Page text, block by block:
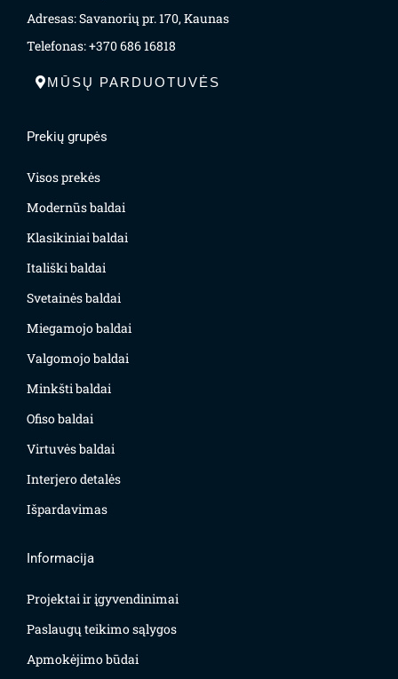
Adresas: Savanorių pr. 170, Kaunas
Telefonas: +370 686 16818
MŪSŲ PARDUOTUVĖS
Prekių grupės
Visos prekės
Modernūs baldai
Klasikiniai baldai
Itališki baldai
Svetainės baldai
Miegamojo baldai
Valgomojo baldai
Minkšti baldai
Ofiso baldai
Virtuvės baldai
Interjero detalės
Išpardavimas
Informacija
Projektai ir įgyvendinimai
Paslaugų teikimo sąlygos
Apmokėjimo būdai